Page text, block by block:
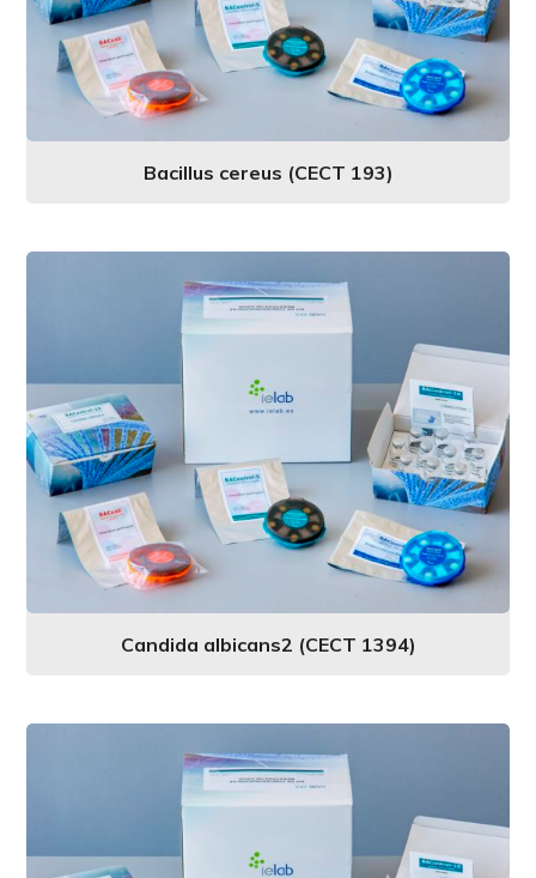
Bacillus cereus (CECT 193)
Candida albicans2 (CECT 1394)